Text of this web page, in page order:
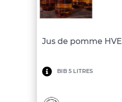
Jus de pomme HVE
Minimum
commande:
BIB 5 LITRES